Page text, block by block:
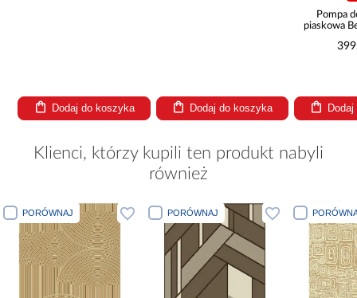
Dodaj do koszyka Dodaj do koszyka
Pompa
piaskowa
Klienci, którzy kupili ten produkt nabyli
również
PORÓWNAJ PORÓWNAJ